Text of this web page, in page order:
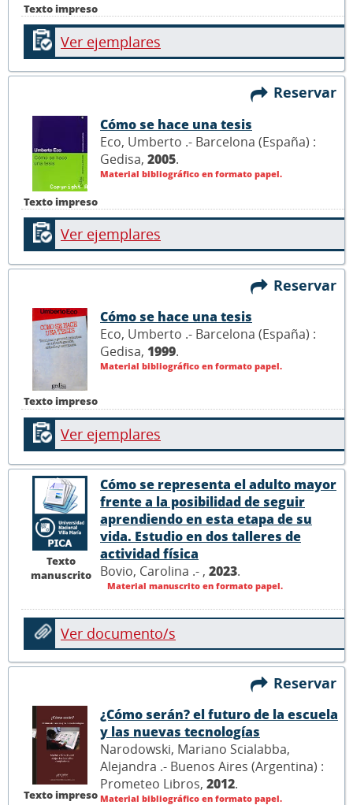
Texto impreso
Ver ejemplares
Reservar
Texto impreso
Cómo se hace una tesis
Eco, Umberto .- Barcelona (España) :
Gedisa, 2005.
Material bibliográfico en formato papel.
Ver ejemplares
Reservar
Texto impreso
Cómo se hace una tesis
Eco, Umberto .- Barcelona (España) :
Gedisa, 1999.
Material bibliográfico en formato papel.
Ver ejemplares
Texto
manuscrito
Cómo se representa el adulto mayor
frente a la posibilidad de seguir
aprendiendo en esta etapa de su
vida. Estudio en dos talleres de
actividad física
Bovio, Carolina .- , 2023.
Material manuscrito en formato papel.
Ver documento/s
Reservar
Texto impreso
¿Cómo serán? el futuro de la escuela
y las nuevas tecnologías
Narodowski, Mariano Scialabba,
Alejandra .- Buenos Aires (Argentina) :
Prometeo Libros, 2012.
Material bibliográfico en formato papel.